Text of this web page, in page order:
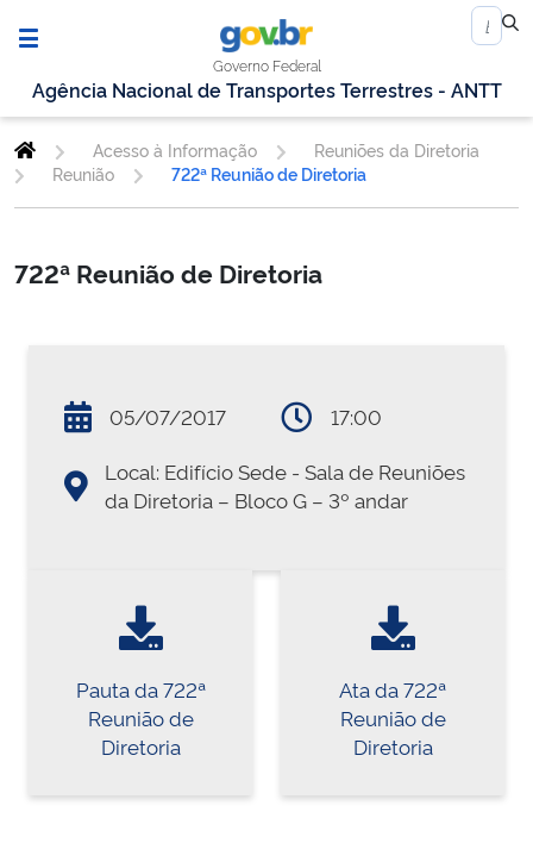
Governo Federal
Agência Nacional de Transportes Terrestres - ANTT
Acesso à Informação
Reuniões da Diretoria
Reunião
722ª Reunião de Diretoria
722ª Reunião de Diretoria
05/07/2017
17:00
Local: Edifício Sede - Sala de Reuniões
da Diretoria – Bloco G – 3º andar
Pauta da 722ª
Reunião de
Diretoria
Ata da 722ª
Reunião de
Diretoria